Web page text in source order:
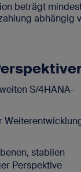
beträgt
abhängig
S/4HANA-
stabilen
Perspektive